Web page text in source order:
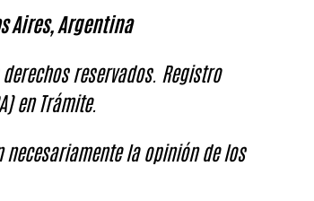
Aires, Argentina
reservados. Registro
en Trámite.
la opinión de los